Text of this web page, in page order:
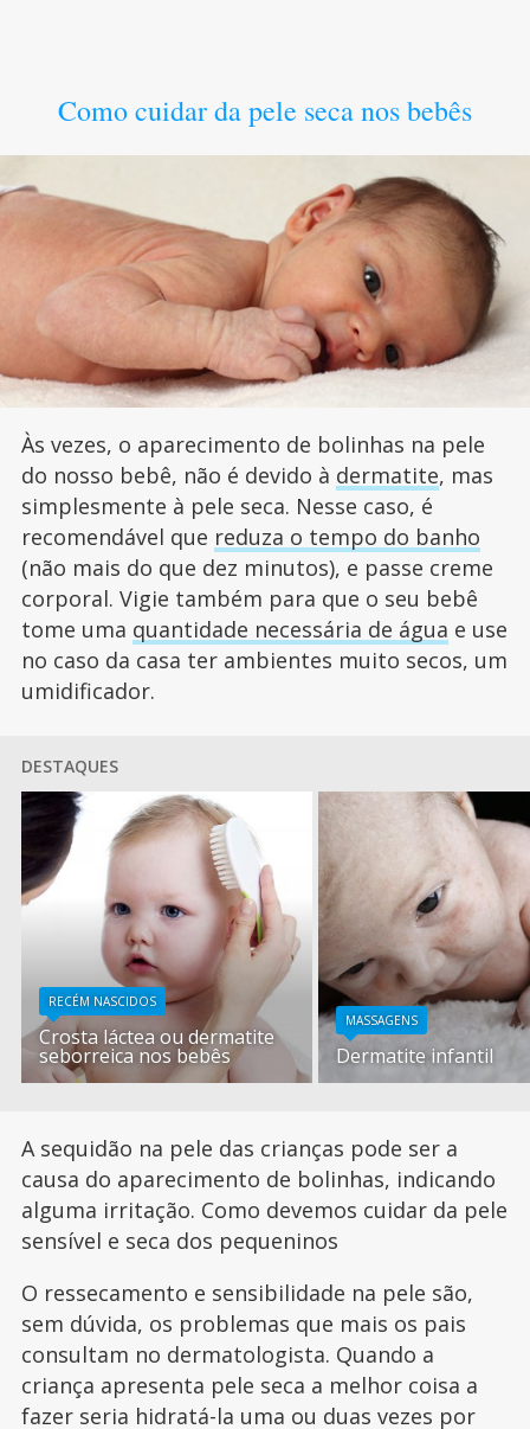
Como cuidar da pele seca nos bebês
Às vezes, o aparecimento de bolinhas na pele
do nosso bebê, não é devido à dermatite, mas
simplesmente à pele seca. Nesse caso, é
recomendável que reduza o tempo do banho
(não mais do que dez minutos), e passe creme
corporal. Vigie também para que o seu bebê
tome uma quantidade necessária de água e use
no caso da casa ter ambientes muito secos, um
umidificador.
DESTAQUES
RECÉM NASCIDOS
Crosta láctea ou dermatite
seborreica nos bebês
MASSAGENS
Dermatite infantil
A sequidão na pele das crianças pode ser a
causa do aparecimento de bolinhas, indicando
alguma irritação. Como devemos cuidar da pele
sensível e seca dos pequeninos
O ressecamento e sensibilidade na pele são,
sem dúvida, os problemas que mais os pais
consultam no dermatologista. Quando a
criança apresenta pele seca a melhor coisa a
fazer seria hidratá-la uma ou duas vezes por